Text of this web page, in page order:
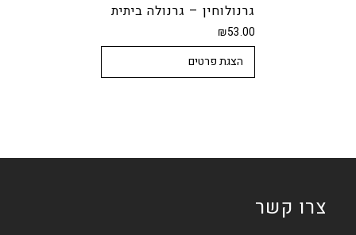
גרנולוחין – גרנולה ביתית
₪53.00
הצגת פרטים
צרו קשר